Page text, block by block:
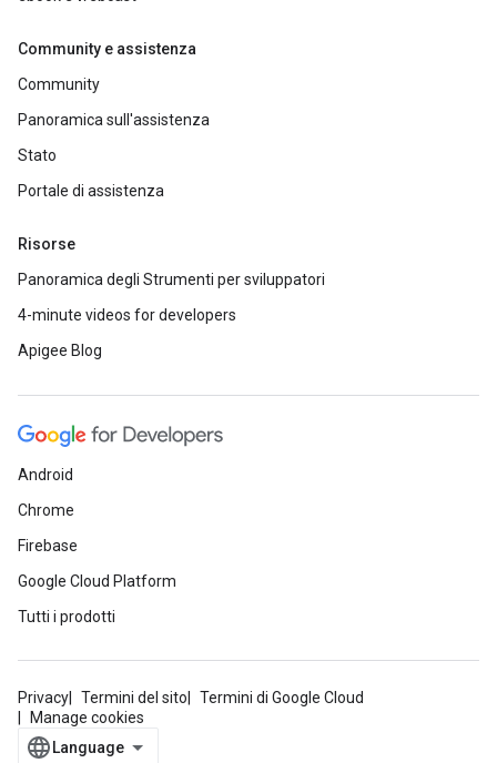
Community e assistenza
Community
Panoramica sull'assistenza
Stato
Portale di assistenza
Risorse
Panoramica degli Strumenti per sviluppatori
4-minute videos for developers
Apigee Blog
Android
Chrome
Firebase
Google Cloud Platform
Tutti i prodotti
Privacy Termini del sito
Termini di Google Cloud
Manage cookies